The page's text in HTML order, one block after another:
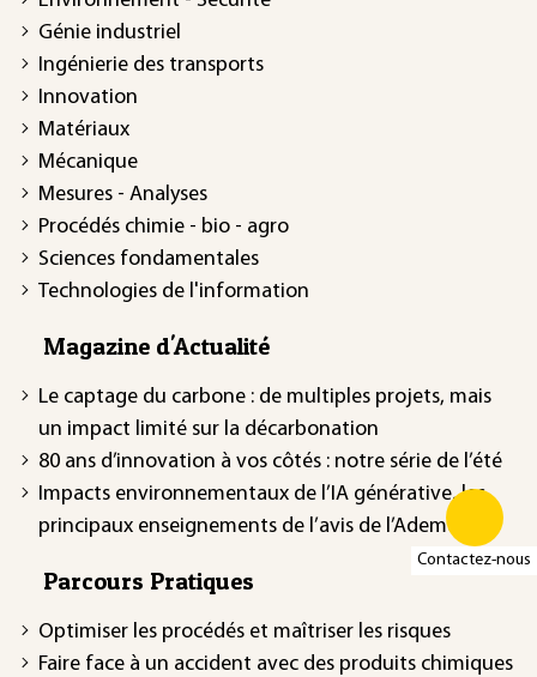
Contactez-nous
Génie industriel
Ingénierie des transports
Innovation
Matériaux
Mécanique
Mesures - Analyses
Procédés chimie - bio - agro
Sciences fondamentales
Technologies de l'information
Magazine d'Actualité
Le captage du carbone : de multiples projets, mais
un impact limité sur la décarbonation
80 ans d’innovation à vos côtés : notre série de l’été
Impacts environnementaux de l’IA générative, les
principaux enseignements de l’avis de l’Ademe
Parcours Pratiques
Optimiser les procédés et maîtriser les risques
Faire face à un accident avec des produits chimiques